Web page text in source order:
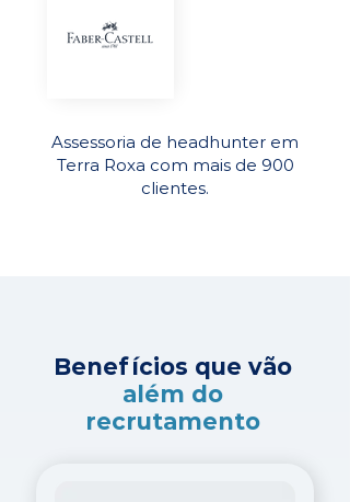
Assessoria de headhunter em
Terra Roxa com mais de 900
clientes.
Benefícios que vão
além do
recrutamento